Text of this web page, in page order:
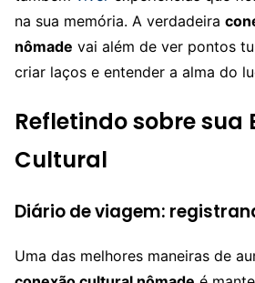
na sua memória. A verdadeira
nômade vai além de ver pontos
criar laços e entender a alma do
Refletindo sobre sua
Cultural
Diário de viagem:
Uma das melhores maneiras de